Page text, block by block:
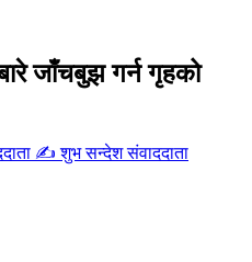
जाँचबुझ गर्न गृहको
✍ शुभ सन्देश संवाददाता